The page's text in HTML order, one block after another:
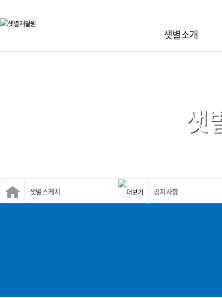
재
샛별소개
샛
샛별스케치 공지사항